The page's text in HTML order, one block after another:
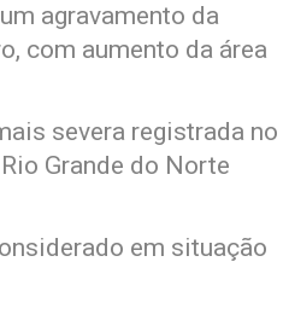
agravamento da
com aumento da área
severa registrada no
Grande do Norte
em situação